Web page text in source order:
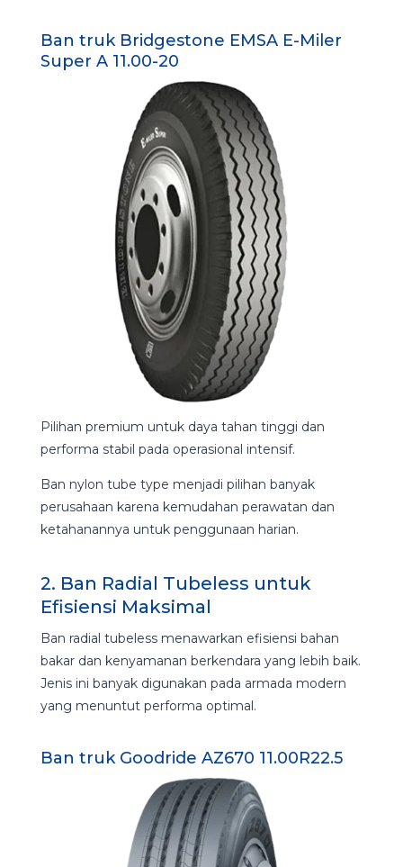
Ban truk Bridgestone EMSA E-Miler
Super A 11.00-20
Pilihan premium untuk daya tahan tinggi dan
performa stabil pada operasional intensif.
Ban nylon tube type menjadi pilihan banyak
perusahaan karena kemudahan perawatan dan
ketahanannya untuk penggunaan harian.
2. Ban Radial Tubeless untuk
Efisiensi Maksimal
Ban radial tubeless menawarkan efisiensi bahan
bakar dan kenyamanan berkendara yang lebih baik.
Jenis ini banyak digunakan pada armada modern
yang menuntut performa optimal.
Ban truk Goodride AZ670 11.00R22.5